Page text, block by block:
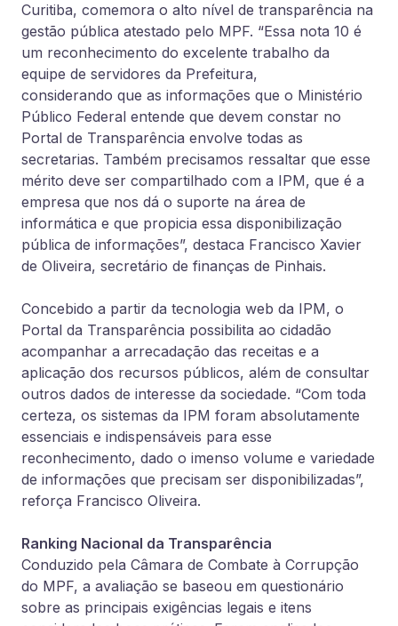
Curitiba, comemora o alto nível de transparência na
gestão pública atestado pelo MPF. “Essa nota 10 é
um reconhecimento do excelente trabalho da
equipe de servidores da Prefeitura,
considerando que as informações que o Ministério
Público Federal entende que devem constar no
Portal de Transparência envolve todas as
secretarias. Também precisamos ressaltar que esse
mérito deve ser compartilhado com a IPM, que é a
empresa que nos dá o suporte na área de
informática e que propicia essa disponibilização
pública de informações”, destaca Francisco Xavier
de Oliveira, secretário de finanças de Pinhais.
Concebido a partir da tecnologia web da IPM, o
Portal da Transparência possibilita ao cidadão
acompanhar a arrecadação das receitas e a
aplicação dos recursos públicos, além de consultar
outros dados de interesse da sociedade. “Com toda
certeza, os sistemas da IPM foram absolutamente
essenciais e indispensáveis para esse
reconhecimento, dado o imenso volume e variedade
de informações que precisam ser disponibilizadas”,
reforça Francisco Oliveira.
Ranking Nacional da Transparência
Conduzido pela Câmara de Combate à Corrupção
do MPF, a avaliação se baseou em questionário
sobre as principais exigências legais e itens